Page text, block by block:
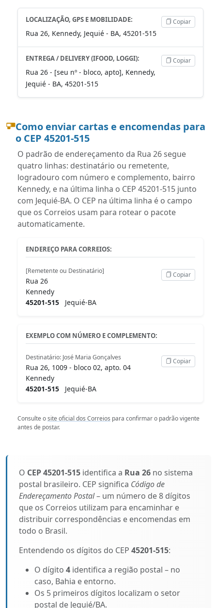
LOCALIZAÇÃO, GPS E MOBILIDADE:
Rua 26, Kennedy, Jequié - BA, 45201-515
Copiar
ENTREGA / DELIVERY (IFOOD, LOGGI):
Rua 26 - [seu nº - bloco, apto], Kennedy,
Jequié - BA, 45201-515
Copiar
Como enviar cartas e encomendas para
o CEP 45201-515
O padrão de endereçamento da Rua 26 segue
quatro linhas: destinatário ou remetente,
logradouro com número e complemento, bairro
Kennedy, e na última linha o CEP 45201-515 junto
com Jequié-BA. O CEP na última linha é o campo
que os Correios usam para rotear o pacote
automaticamente.
ENDEREÇO PARA CORREIOS:
[Remetente ou Destinatário]
Rua 26
Kennedy
45201-515 Jequié-BA
Copiar
EXEMPLO COM NÚMERO E COMPLEMENTO:
Destinatário: José Maria Gonçalves
Rua 26, 1009 - bloco 02, apto. 04
Kennedy
45201-515 Jequié-BA
Copiar
Consulte osite oficial dos Correios para confirmar o padrão vigente
antes de postar.
O CEP 45201-515 identifica a Rua 26 no sistema
postal brasileiro. CEP significa Código de
Endereçamento Postal– um número de 8 dígitos
que os Correios utilizam para encaminhar e
distribuir correspondências e encomendas em
todo o Brasil.
Entendendo os dígitos do CEP 45201-515:
O dígito 4 identifica a região postal – no
caso, Bahia e entorno.
Os 5 primeiros dígitos localizam o setor
postal de Jequié/BA.